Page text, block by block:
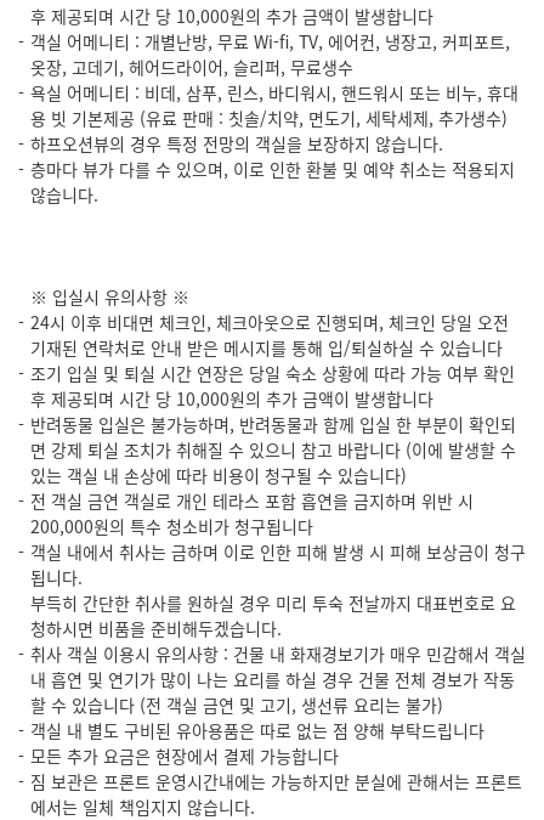
후 제공되며 시간 당 10,000원의 추가 금액이 발생합니다
객실 어메니티 : 개별난방, 무료 Wi-fi, TV, 에어컨, 냉장고, 커피포트,
옷장, 고데기, 헤어드라이어, 슬리퍼, 무료생수
욕실 어메니티 : 비데, 삼푸, 린스, 바디워시, 핸드워시 또는 비누, 휴대
용 빗 기본제공 (유료 판매 : 칫솔/치약, 면도기, 세탁세제, 추가생수)
하프오션뷰의 경우 특정 전망의 객실을 보장하지 않습니다.
층마다 뷰가 다를 수 있으며, 이로 인한 환불 및 예약 취소는 적용되지
않습니다.
※ 입실시 유의사항 ※
24시 이후 비대면 체크인, 체크아웃으로 진행되며, 체크인 당일 오전
기재된 연락처로 안내 받은 메시지를 통해 입/퇴실하실 수 있습니다
조기 입실 및 퇴실 시간 연장은 당일 숙소 상황에 따라 가능 여부 확인
후 제공되며 시간 당 10,000원의 추가 금액이 발생합니다
반려동물 입실은 불가능하며, 반려동물과 함께 입실 한 부분이 확인되
면 강제 퇴실 조치가 취해질 수 있으니 참고 바랍니다 (이에 발생할 수
있는 객실 내 손상에 따라 비용이 청구될 수 있습니다)
전 객실 금연 객실로 개인 테라스 포함 흡연을 금지하며 위반 시
200,000원의 특수 청소비가 청구됩니다
객실 내에서 취사는 금하며 이로 인한 피해 발생 시 피해 보상금이 청구
됩니다.
부득히 간단한 취사를 원하실 경우 미리 투숙 전날까지 대표번호로 요
청하시면 비품을 준비해두겠습니다.
취사 객실 이용시 유의사항 : 건물 내 화재경보기가 매우 민감해서 객실
내 흡연 및 연기가 많이 나는 요리를 하실 경우 건물 전체 경보가 작동
할 수 있습니다 (전 객실 금연 및 고기, 생선류 요리는 불가)
객실 내 별도 구비된 유아용품은 따로 없는 점 양해 부탁드립니다
모든 추가 요금은 현장에서 결제 가능합니다
짐 보관은 프론트 운영시간내에는 가능하지만 분실에 관해서는 프론트
에서는 일체 책임지지 않습니다.